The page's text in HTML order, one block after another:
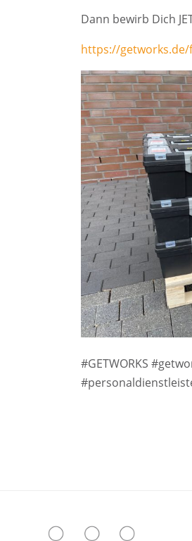
Dann bewirb Dich
https://
#GETWORKS